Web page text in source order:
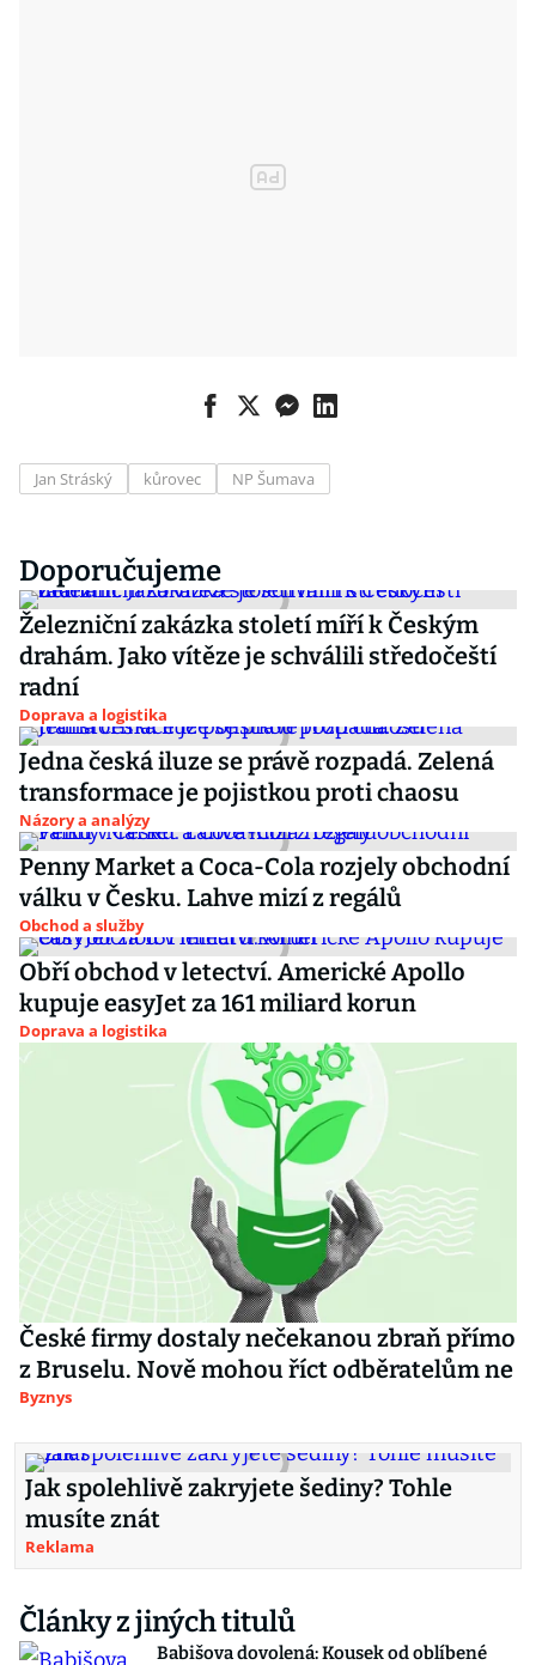
Jan Stráský kůrovec NP Šumava
Doporučujeme
Železniční zakázka století míří k Českým
drahám. Jako vítěze je schválili středočeští
radní
Doprava a logistika
Jedna česká iluze se právě rozpadá. Zelená
transformace je pojistkou proti chaosu
Názory a analýzy
Penny Market a Coca-Cola rozjely obchodní
válku v Česku. Lahve mizí z regálů
Obchod a služby
Obří obchod v letectví. Americké Apollo
kupuje easyJet za 161 miliard korun
Doprava a logistika
České firmy dostaly nečekanou zbraň přímo
z Bruselu. Nově mohou říct odběratelům ne
Byznys
Jak spolehlivě zakryjete šediny? Tohle
musíte znát
Reklama
Články z jiných titulů
Babišova dovolená: Kousek od oblíbené